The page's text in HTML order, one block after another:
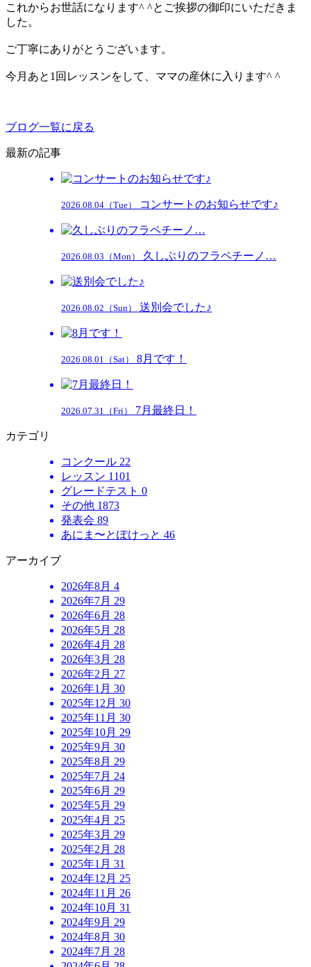
これからお世話になります^ ^とご挨拶の御印にいただきま
した。
ご丁寧にありがとうございます。
今月あと1回レッスンをして、ママの産休に入ります^ ^
ブログ一覧に戻る
最新の記事
2026.08.04（Tue） コンサートのお知らせです♪
2026.08.03（Mon） 久しぶりのフラペチーノ…
2026.08.02（Sun） 送別会でした♪
2026.08.01（Sat） 8月です！
2026.07.31（Fri） 7月最終日！
カテゴリ
コンクール 22
レッスン 1101
グレードテスト 0
その他 1873
発表会 89
あにま〜とぽけっと 46
アーカイブ
2026年8月 4
2026年7月 29
2026年6月 28
2026年5月 28
2026年4月 28
2026年3月 28
2026年2月 27
2026年1月 30
2025年12月 30
2025年11月 30
2025年10月 29
2025年9月 30
2025年8月 29
2025年7月 24
2025年6月 29
2025年5月 29
2025年4月 25
2025年3月 29
2025年2月 28
2025年1月 31
2024年12月 25
2024年11月 26
2024年10月 31
2024年9月 29
2024年8月 30
2024年7月 28